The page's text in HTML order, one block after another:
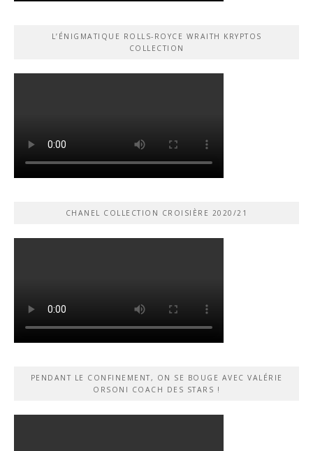
L’ÉNIGMATIQUE ROLLS-ROYCE WRAITH KRYPTOS
COLLECTION
CHANEL COLLECTION CROISIÈRE 2020/21
PENDANT LE CONFINEMENT, ON SE BOUGE AVEC VALÉRIE
ORSONI COACH DES STARS !